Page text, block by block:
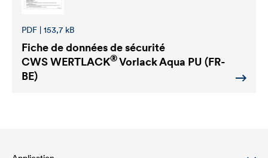
PDF | 153,7 kB
Fiche de données de sécurité
CWS WERTLACK®Vorlack Aqua PU (FR-
BE)